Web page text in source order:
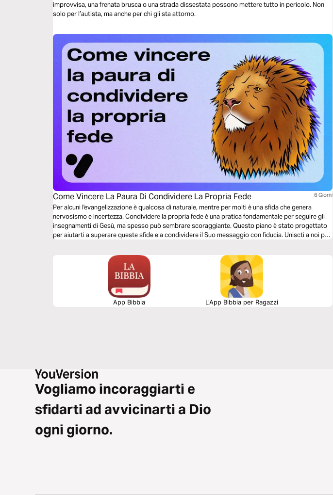
improvvisa, una frenata brusca o una strada dissestata possono mettere tutto in pericolo. Non
solo per l’autista, ma anche per chi gli sta attorno.
Come Vincere La Paura Di Condividere La Propria Fede 6 Giorni
Per alcuni l'evangelizzazione è qualcosa di naturale, mentre per molti è una sfida che genera
nervosismo e incertezza. Condividere la propria fede è una pratica fondamentale per seguire gli
insegnamenti di Gesù, ma spesso può sembrare scoraggiante. Questo piano è stato progettato
per aiutarti a superare queste sfide e a condividere il Suo messaggio con fiducia. Uniscti a noi per
App Bibbia L'App Bibbia per Ragazzi
Vogliamo incoraggiarti e
sfidarti ad avvicinarti a Dio
ogni giorno.